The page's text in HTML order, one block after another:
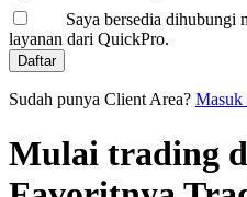
Saya bersedia dihubungi
layanan dari QuickPro.
Daftar
Sudah punya Client Area? Masuk
Mulai trading